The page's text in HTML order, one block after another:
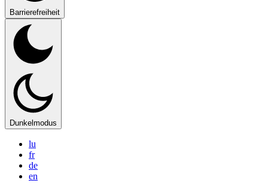
Barrierefreiheit
Dunkelmodus
lu
fr
de
en